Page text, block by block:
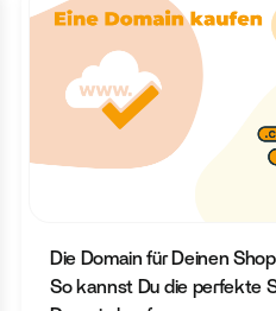
Die Domain für Deinen
So kannst Du die perfekte